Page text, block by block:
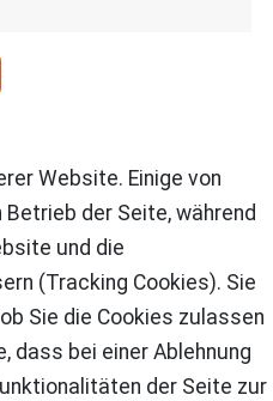
Website. Einige von
der Seite, während
und die
(Tracking Cookies). Sie
Sie die Cookies zulassen
dass bei einer Ablehnung
der Seite zur